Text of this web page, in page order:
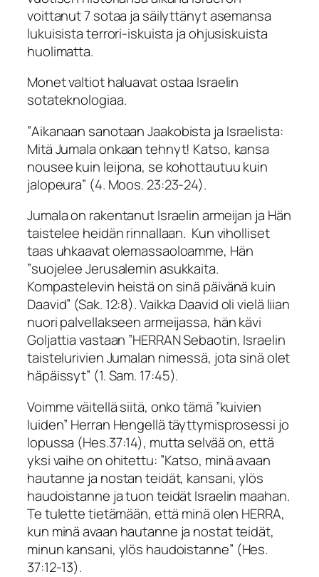
voittanut 7 sotaa ja säilyttänyt asemansa
lukuisista terrori-iskuista ja ohjusiskuista
huolimatta.
Monet valtiot haluavat ostaa Israelin
sotateknologiaa.
”Aikanaan sanotaan Jaakobista ja Israelista:
Mitä Jumala onkaan tehnyt! Katso, kansa
nousee kuin leijona, se kohottautuu kuin
jalopeura” (4. Moos. 23:23-24).
Jumala on rakentanut Israelin armeijan ja Hän
taistelee heidän rinnallaan. Kun viholliset
taas uhkaavat olemassaoloamme, Hän
”suojelee Jerusalemin asukkaita.
Kompastelevin heistä on sinä päivänä kuin
Daavid” (Sak. 12:8). Vaikka Daavid oli vielä liian
nuori palvellakseen armeijassa, hän kävi
Goljattia vastaan ”HERRAN Sebaotin, Israelin
taistelurivien Jumalan nimessä, jota sinä olet
häpäissyt” (1. Sam. 17:45).
Voimme väitellä siitä, onko tämä ”kuivien
luiden” Herran Hengellä täyttymisprosessi jo
lopussa (Hes.37:14), mutta selvää on, että
yksi vaihe on ohitettu: ”Katso, minä avaan
hautanne ja nostan teidät, kansani, ylös
haudoistanne ja tuon teidät Israelin maahan.
Te tulette tietämään, että minä olen HERRA,
kun minä avaan hautanne ja nostat teidät,
minun kansani, ylös haudoistanne” (Hes.
37:12-13).